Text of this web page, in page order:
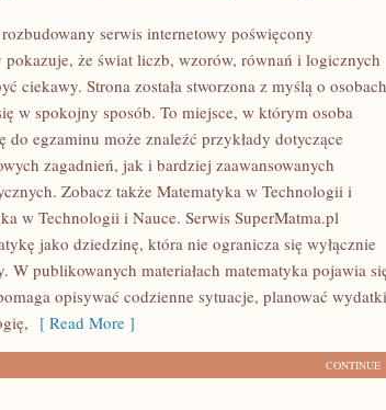
serwis internetowy poświęcony
pokazuje, że świat liczb, wzorów, równań i logicznych
ciekawy. Strona została stworzona z myślą o
w spokojny sposób. To miejsce, w którym osoba
do egzaminu może znaleźć przykłady dotyczące
zagadnień, jak i bardziej zaawansowanych
Zobacz także Matematyka w Technologii i
w Technologii i Nauce. Serwis SuperMatma.pl
jako dziedzinę, która nie ogranicza się wyłącznie
W publikowanych materiałach matematyka pojawia
opisywać codzienne sytuacje, planować
[ Read More ]
CONTINUE